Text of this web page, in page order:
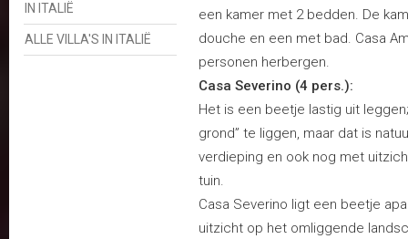
IN ITALIË
ALLE VILLA'S IN ITALIË
een kamer met 2 bedden. De
douche en een met bad. Casa
personen herbergen.
Casa Severino (4 pers.):
Het is een beetje lastig uit
grond” te liggen, maar dat is
verdieping en ook nog met
tuin.
Casa Severino ligt een beetje
uitzicht op het omliggende